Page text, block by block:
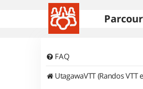
FAQ
UtagawaVTT (Randos VTT